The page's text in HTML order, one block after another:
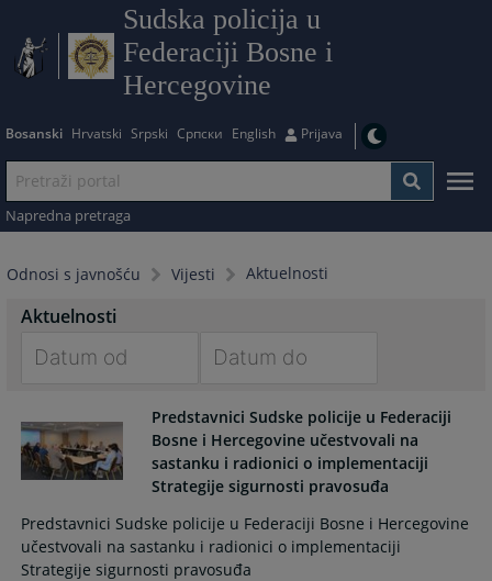
Sudska policija u
Federaciji Bosne i
Hercegovine
Bosanski Hrvatski Srpski Српски English Prijava
Napredna pretraga
Odnosi s javnošću Vijesti Aktuelnosti
Aktuelnosti
forward
to
interact
the
calendar
and
forward
to
interact
with
the
calendar
and
Predstavnici Sudske policije u Federaciji
Bosne i Hercegovine učestvovali na
sastanku i radionici o implementaciji
Strategije sigurnosti pravosuđa
Predstavnici Sudske policije u Federaciji Bosne i Hercegovine
učestvovali na sastanku i radionici o implementaciji
Strategije sigurnosti pravosuđa